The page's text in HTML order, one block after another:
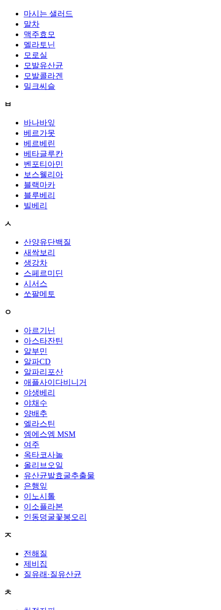
마시는 샐러드
말차
맥주효모
멜라토닌
모로실
모발유산균
모발콜라겐
밀크씨슬
ㅂ
바나바잎
베르가못
베르베린
베타글루칸
벤포티아민
보스웰리아
블랙마카
블루베리
빌베리
ㅅ
산양유단백질
새싹보리
생강차
스페르미딘
시서스
쏘팔메토
ㅇ
아르기닌
아스타잔틴
알부민
알파CD
알파리포산
애플사이다비니거
야생베리
야채수
양배추
엘라스틴
엠에스엠 MSM
여주
옥타코사놀
올리브오일
유산균발효굴추출물
은행잎
이노시톨
이소플라본
인동덩굴꽃봉오리
ㅈ
전해질
제비집
질유래·질유산균
ㅊ